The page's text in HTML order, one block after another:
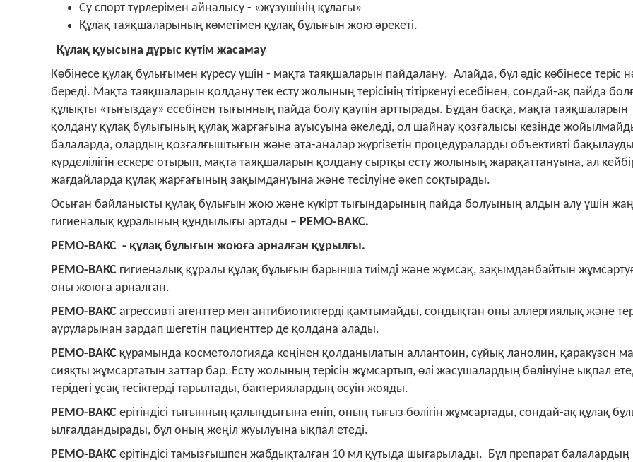
Су спорт түрлерімен айналысу - «жүзушінің құлағы»
Құлақ таяқшаларының көмегімен құлақ бұлығын жою әрекеті.
Құлақ қуысына дұрыс күтім жасамау
Көбінесе құлақ бұлығымен күресу үшін - мақта таяқшаларын пайдалану. Алайда, бұл әдіс көбінесе теріс
береді. Мақта таяқшаларын қолдану тек есту жолының терісінің тітіркенуі есебінен, сондай-ақ пайда
құлықты «тығыздау» есебінен тығынның пайда болу қаупін арттырады. Бұдан басқа, мақта таяқшаларын
қолдану құлақ бұлығының құлақ жарғағына ауысуына әкеледі, ол шайнау қозғалысы кезінде
балаларда, олардың қозғалғыштығын және ата-аналар жүргізетін процедураларды объективті
күрделілігін ескере отырып, мақта таяқшаларын қолдану сыртқы есту жолының жарақаттануына, ал
жағдайларда құлақ жарғағының зақымдануына және тесілуіне әкеп соқтырады.
Осыған байланысты құлақ бұлығын жою және күкірт тығындарының пайда болуының алдын алу үшін
гигиеналық құралының құндылығы артады – РЕМО-ВАКС.
РЕМО-ВАКС - құлақ бұлығын жоюға арналған құрылғы.
РЕМО-ВАКС гигиеналық құралы құлақ бұлығын барынша тиімді және жұмсақ, зақымданбайтын
оны жоюға арналған.
РЕМО-ВАКС агрессивті агенттер мен антибиотиктерді қамтымайды, сондықтан оны аллергиялық және
ауруларынан зардап шегетін пациенттер де қолдана алады.
РЕМО-ВАКС құрамында косметологияда кеңінен қолданылатын аллантоин, сұйық ланолин, қаракүзен
сияқты жұмсартатын заттар бар. Есту жолының терісін жұмсартып, өлі жасушалардың бөлінуіне ықпал
терідегі ұсақ тесіктерді тарылтады, бактериялардың өсуін жояды.
РЕМО-ВАКС ерітіндісі тығынның қалыңдығына еніп, оның тығыз бөлігін жұмсартады, сондай-ақ құлақ
ылғалдандырады, бұл оның жеңіл жуылуына ықпал етеді.
РЕМО-ВАКС ерітіндісі тамызғышпен жабдықталған 10 мл құтыда шығарылады. Бұл препарат балалардың